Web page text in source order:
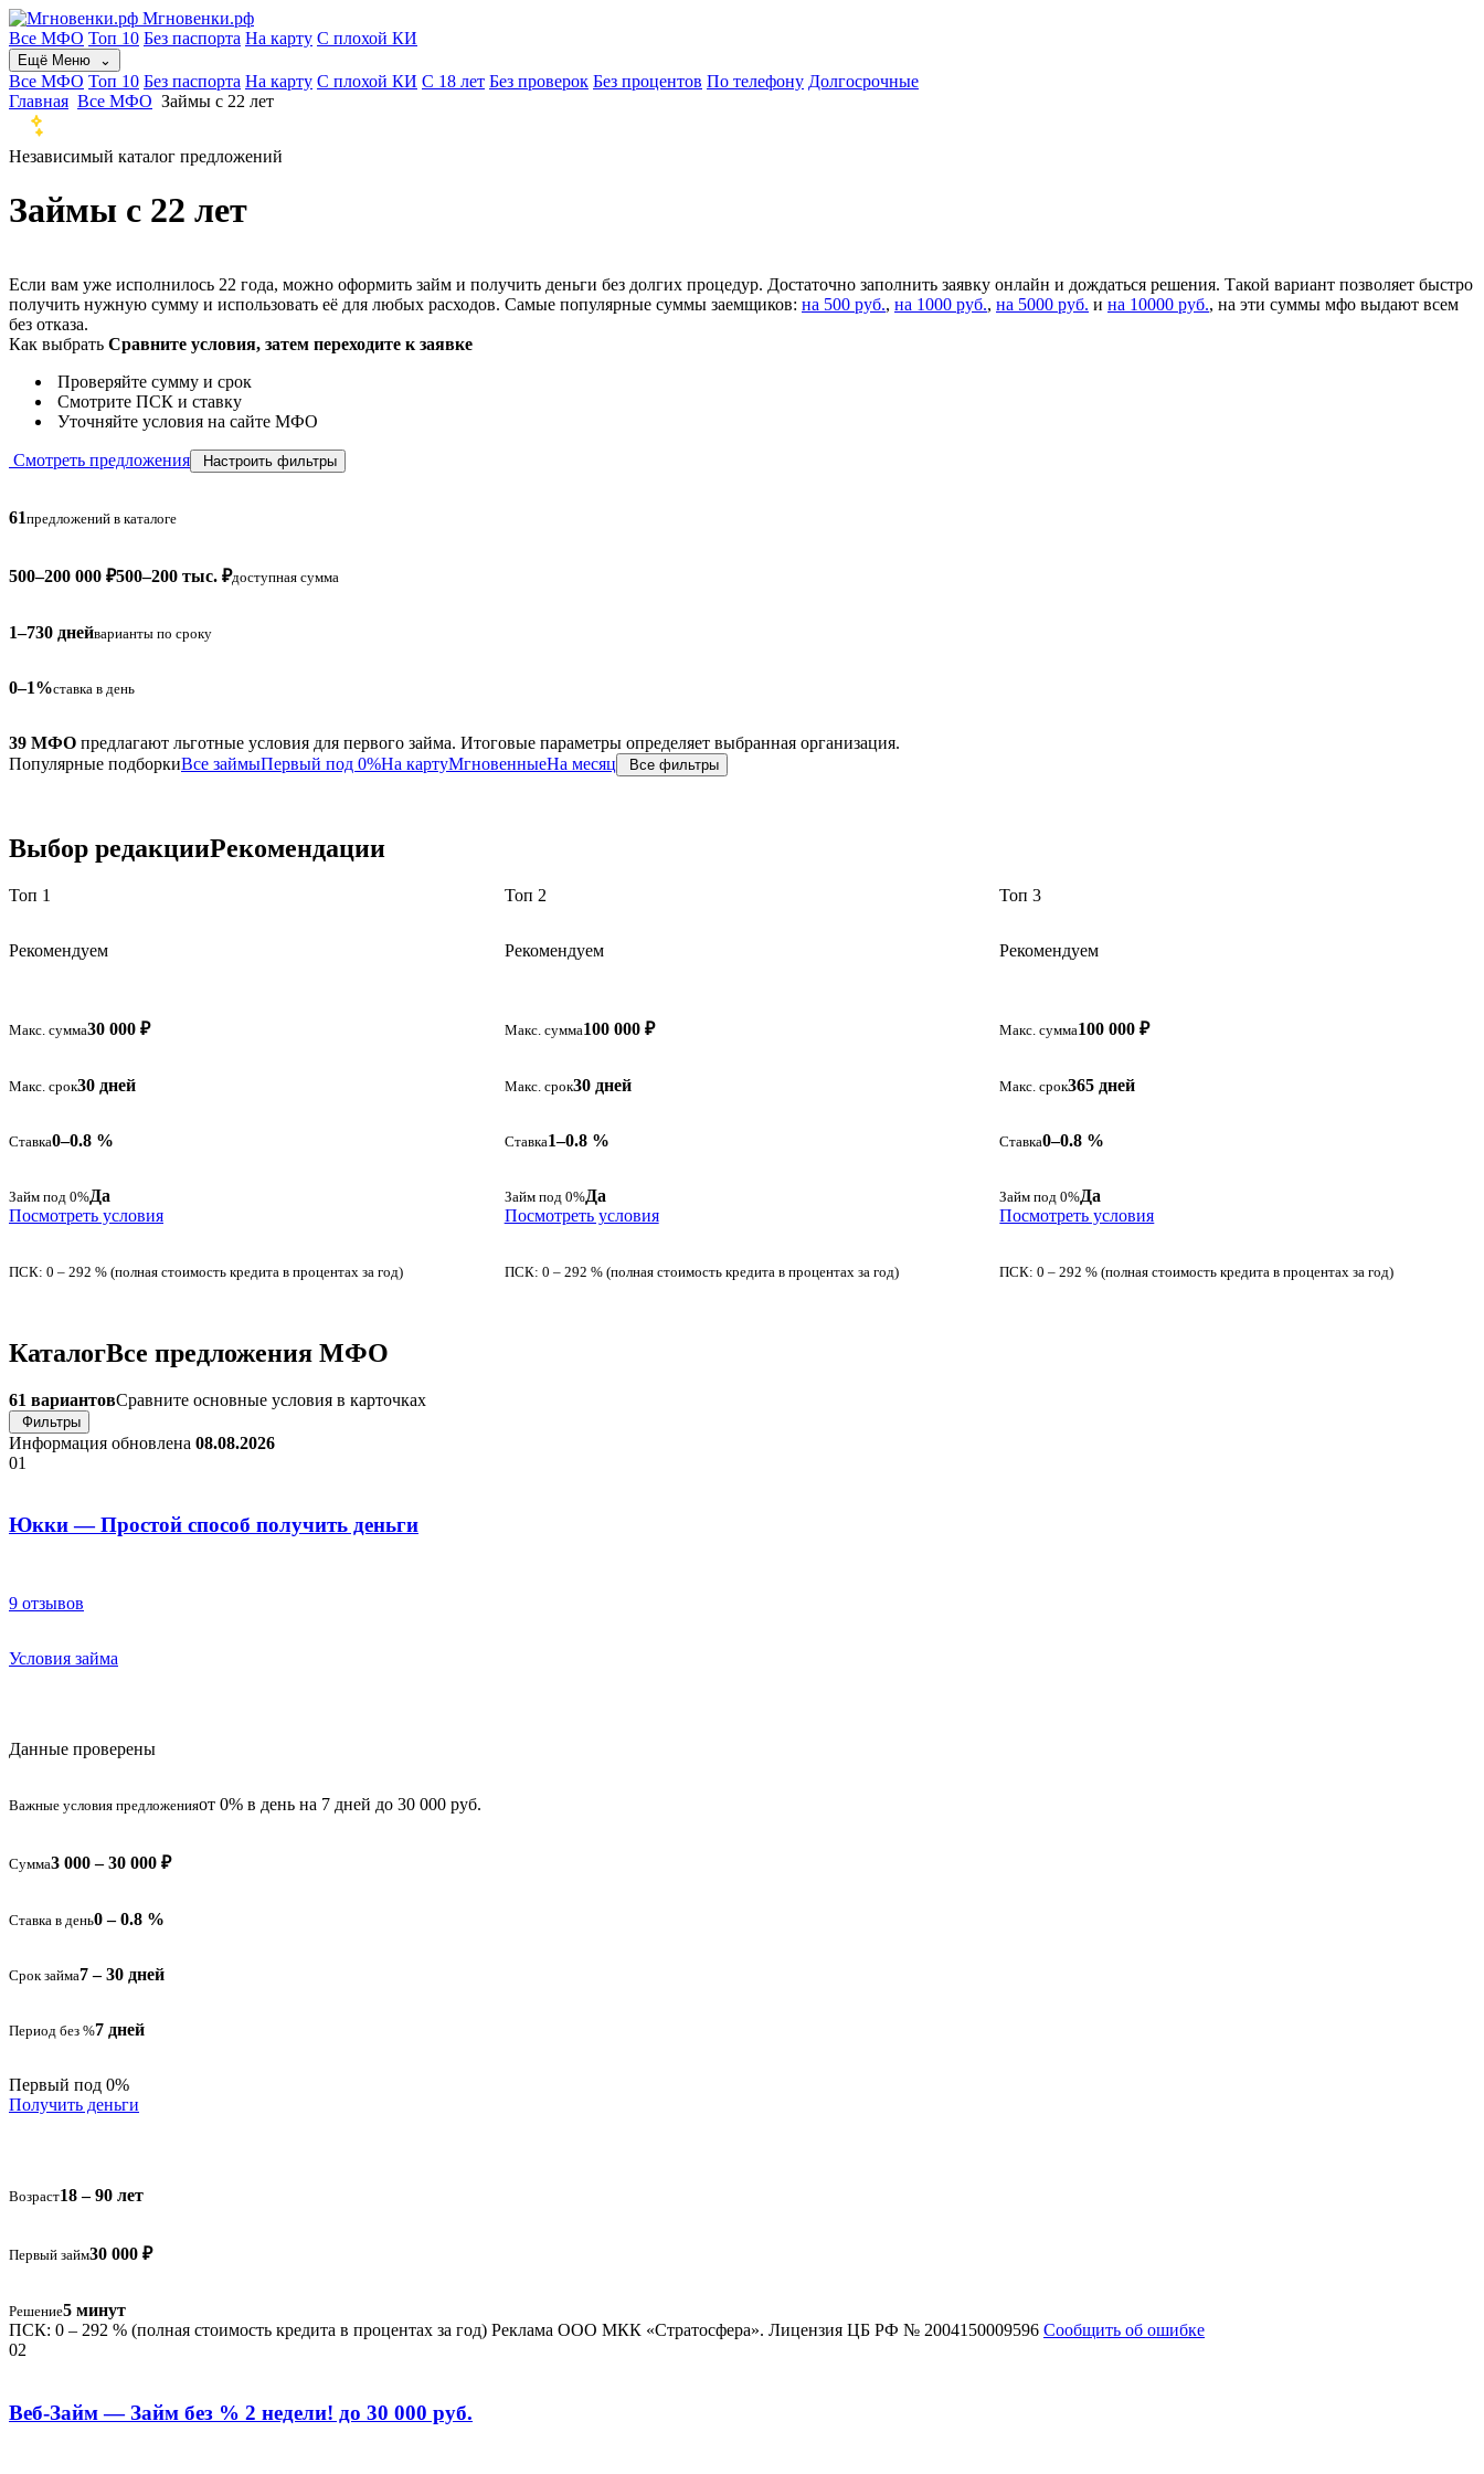
Мгновенки.рф
Все МФО Топ 10 Без паспорта На карту С плохой КИ
Ещё Меню ⌄
Все МФО Топ 10 Без паспорта На карту С плохой КИ С 18 лет Без проверок Без процентов По телефону Долгосрочные
Главная Все МФО Займы с 22 лет
Независимый каталог предложений
Займы с 22 лет
Если вам уже исполнилось 22 года, можно оформить займ и получить деньги без долгих процедур. Достаточно заполнить заявку онлайн и дождаться решения. Такой вариант позволяет быстро
получить нужную сумму и использовать её для любых расходов. Самые популярные суммы заемщиков: на 500 руб., на 1000 руб., на 5000 руб. и на 10000 руб., на эти суммы мфо выдают всем
без отказа.
Как выбрать Сравните условия, затем переходите к заявке
Проверяйте сумму и срок
Смотрите ПСК и ставку
Уточняйте условия на сайте МФО
Смотреть предложения Настроить фильтры
61предложений в каталоге
500–200 000 ₽500–200 тыс. ₽доступная сумма
1–730 днейварианты по сроку
0–1%ставка в день
39 МФО предлагают льготные условия для первого займа. Итоговые параметры определяет выбранная организация.
Популярные подборкиВсе займыПервый под 0%На картуМгновенныеНа месяц Все фильтры
Выбор редакцииРекомендации
Топ 1
Рекомендуем
Макс. сумма30 000 ₽
Макс. срок30 дней
Ставка0–0.8 %
Займ под 0%Да
Посмотреть условия
ПСК: 0 – 292 % (полная стоимость кредита в процентах за год)
Топ 2
Рекомендуем
Макс. сумма100 000 ₽
Макс. срок30 дней
Ставка1–0.8 %
Займ под 0%Да
Посмотреть условия
ПСК: 0 – 292 % (полная стоимость кредита в процентах за год)
Топ 3
Рекомендуем
Макс. сумма100 000 ₽
Макс. срок365 дней
Ставка0–0.8 %
Займ под 0%Да
Посмотреть условия
ПСК: 0 – 292 % (полная стоимость кредита в процентах за год)
КаталогВсе предложения МФО
61 вариантовСравните основные условия в карточках
Фильтры
Информация обновлена 08.08.2026
01
Юкки — Простой способ получить деньги
9 отзывов
Условия займа
Данные проверены
Важные условия предложенияот 0% в день на 7 дней до 30 000 руб.
Сумма3 000 – 30 000 ₽
Ставка в день0 – 0.8 %
Срок займа7 – 30 дней
Период без %7 дней
Первый под 0%
Получить деньги
Возраст18 – 90 лет
Первый займ30 000 ₽
Решение5 минут
ПСК: 0 – 292 % (полная стоимость кредита в процентах за год) Реклама ООО МКК «Стратосфера». Лицензия ЦБ РФ № 2004150009596 Сообщить об ошибке
02
Веб-Займ — Займ без % 2 недели! до 30 000 руб.